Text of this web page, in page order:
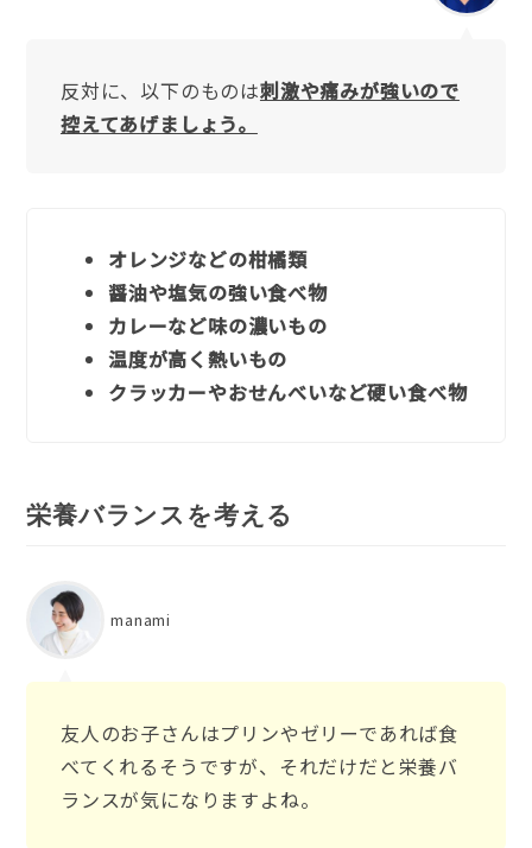
反対に、以下のものは刺激や痛みが強いので
控えてあげましょう。
オレンジなどの柑橘類
醤油や塩気の強い食べ物
カレーなど味の濃いもの
温度が高く熱いもの
クラッカーやおせんべいなど硬い食べ物
栄養バランスを考える
manami
友人のお子さんはプリンやゼリーであれば食
べてくれるそうですが、それだけだと栄養バ
ランスが気になりますよね。